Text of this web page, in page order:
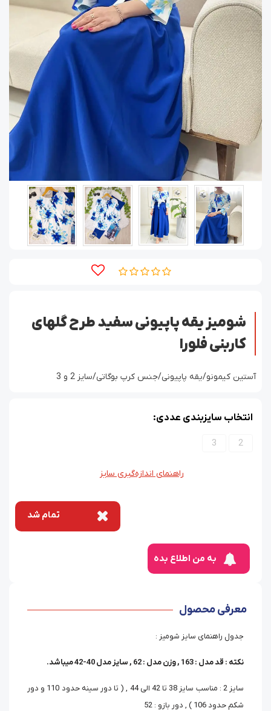
شومیز یقه پاپیونی سفید طرح گلهای
کاربنی فلورا
آستین کیمونو/یقه پاپیونی/جنس کرپ بوگاتی/سایز 2 و 3
انتخاب سایزبندی عددی:
2
3
راهنمای اندازه‌گیری سایز
تمام شد
به من اطلاع بده
معرفی محصول
جدول راهنمای سایز شومیز :
نکته : قد مدل : 163 , وزن مدل : 62 , سایز مدل 40-42 میباشد.
سایز 2 : مناسب سایز 38 تا 42 الی 44 , ( تا دور سینه حدود 110 و دور
شکم حدود 106 ) , دور بازو : 52